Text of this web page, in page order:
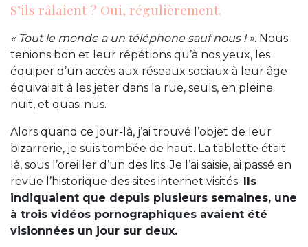
S’ils râlaient ? Oui, régulièrement.
« Tout le monde a un téléphone sauf nous ! ». Nous
tenions bon et leur répétions qu’à nos yeux, les
équiper d’un accès aux réseaux sociaux à leur âge
équivalait à les jeter dans la rue, seuls, en pleine
nuit, et quasi nus.
Alors quand ce jour-là, j’ai trouvé l’objet de leur
bizarrerie, je suis tombée de haut. La tablette était
là, sous l’oreiller d’un des lits. Je l’ai saisie, ai passé en
revue l’historique des sites internet visités. Ils
indiquaient que depuis plusieurs semaines, une
à trois vidéos pornographiques avaient été
visionnées un jour sur deux.